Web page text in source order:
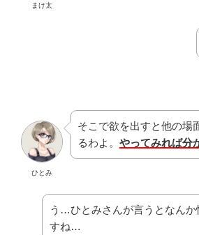
まけ太
ひとみ
そこで欲を出すと他の場
るわよ。 やってみれば分
う…ひとみさんが言うとなんか
すね…